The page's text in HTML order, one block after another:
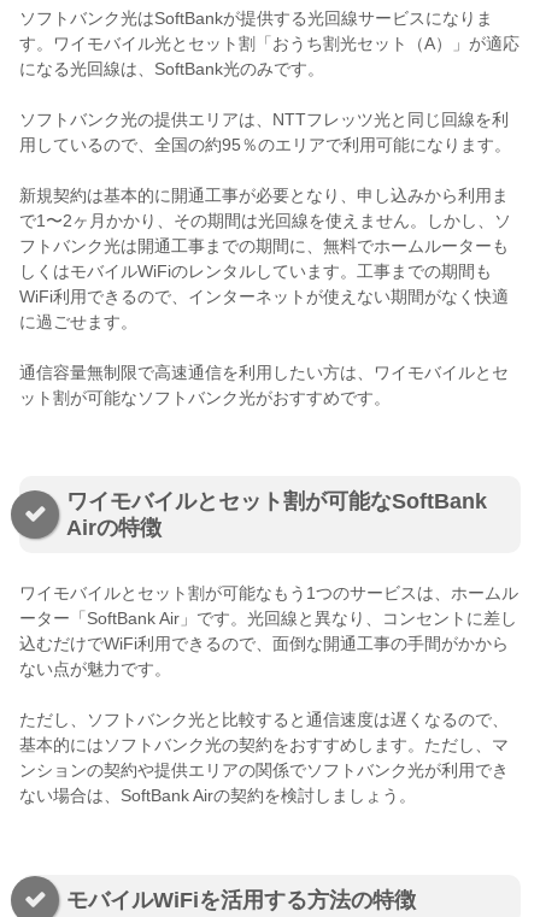
ソフトバンク光はSoftBankが提供する光回線サービスになりま
す。ワイモバイル光とセット割「おうち割光セット（A）」が適応
になる光回線は、SoftBank光のみです。
ソフトバンク光の提供エリアは、NTTフレッツ光と同じ回線を利
用しているので、全国の約95％のエリアで利用可能になります。
新規契約は基本的に開通工事が必要となり、申し込みから利用ま
で1〜2ヶ月かかり、その期間は光回線を使えません。しかし、ソ
フトバンク光は開通工事までの期間に、無料でホームルーターも
しくはモバイルWiFiのレンタルしています。工事までの期間も
WiFi利用できるので、インターネットが使えない期間がなく快適
に過ごせます。
通信容量無制限で高速通信を利用したい方は、ワイモバイルとセ
ット割が可能なソフトバンク光がおすすめです。
ワイモバイルとセット割が可能なSoftBank
Airの特徴
ワイモバイルとセット割が可能なもう1つのサービスは、ホームル
ーター「SoftBank Air」です。光回線と異なり、コンセントに差し
込むだけでWiFi利用できるので、面倒な開通工事の手間がかから
ない点が魅力です。
ただし、ソフトバンク光と比較すると通信速度は遅くなるので、
基本的にはソフトバンク光の契約をおすすめします。ただし、マ
ンションの契約や提供エリアの関係でソフトバンク光が利用でき
ない場合は、SoftBank Airの契約を検討しましょう。
モバイルWiFiを活用する方法の特徴